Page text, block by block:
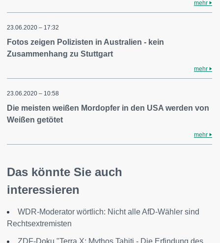
mehr
23.06.2020 – 17:32
Fotos zeigen Polizisten in Australien - kein
Zusammenhang zu Stuttgart
mehr
23.06.2020 – 10:58
Die meisten weißen Mordopfer in den USA werden von
Weißen getötet
mehr
Das könnte Sie auch
interessieren
WDR-Moderator wörtlich: Nicht alle AfD-Wähler sind
Rechtsextremisten
ZDF-Doku "Terra X: Mythos Tahiti - Die Erfindung des